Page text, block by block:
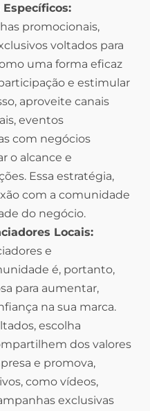
promocionais,
voltados para
uma forma eficaz
e estimular
aproveite canais
eventos
com negócios
o alcance e
Essa estratégia,
com a comunidade
do negócio.
Locais:
e
é, portanto,
para aumentar,
na sua marca.
escolha
dos valores
e promova,
como vídeos,
exclusivas